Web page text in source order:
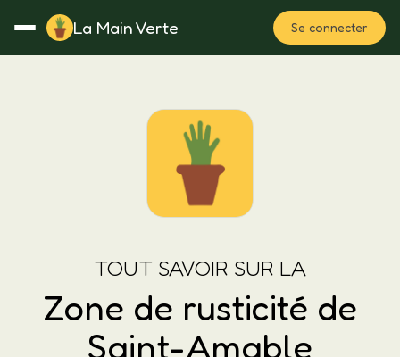
La Main Verte Se connecter
Notes Fertilisation
TOUT SAVOIR SUR LA
Zone de rusticité de
Saint-Amable